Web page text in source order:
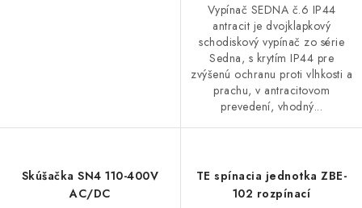
Vypínač SEDNA č.6 IP44
antracit je dvojklapkový
schodiskový vypínač zo série
Sedna, s krytím IP44 pre
zvýšenú ochranu proti vlhkosti a
prachu, v antracitovom
prevedení, vhodný...
Skúšačka SN4 110-400V
AC/DC
TE spínacia jednotka ZBE-
102 rozpínací